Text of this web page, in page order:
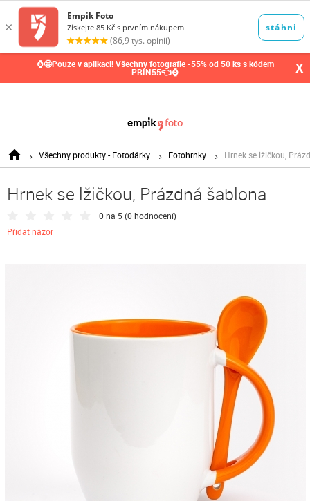
⌚🤩Pouze v aplikaci! Všechny fotografie -55% od 50 ks s kódem
PRIN55👈⌚ X
Všechny produkty - Fotodárky Fotohrnky Hrnek se lžičkou,
Hrnek se lžičkou, Prázdná šablona
0 na 5 (0 hodnocení)
Přidat názor